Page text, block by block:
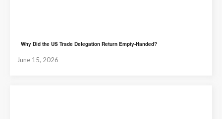
Why Did the US Trade Delegation Return Empty-Handed?
June 15, 2026